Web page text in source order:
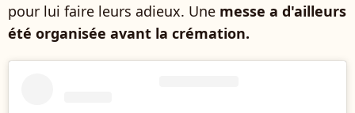
pour lui faire leurs adieux. Une messe a d'ailleurs
été organisée avant la crémation.